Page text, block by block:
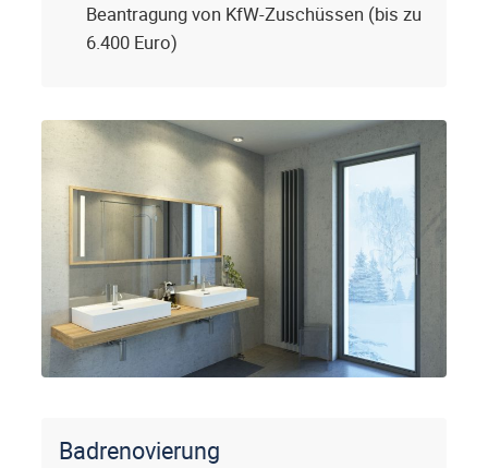
Beantragung von KfW-Zuschüssen (bis zu
6.400 Euro)
Badrenovierung